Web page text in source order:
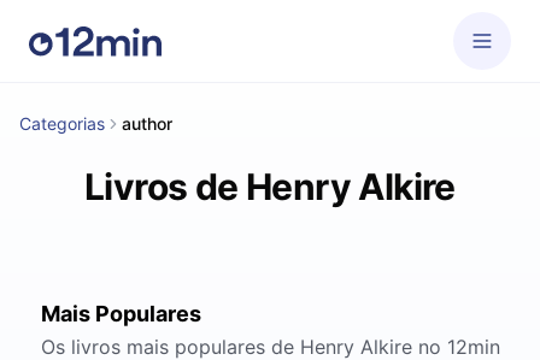
Categorias author
Livros de Henry Alkire
Mais Populares
Os livros mais populares de Henry Alkire no 12min